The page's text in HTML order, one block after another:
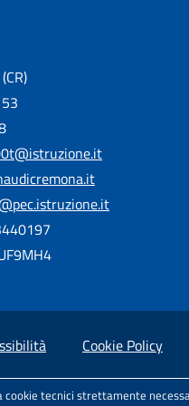
cookie tecnici strettamente
Cookie Policy
distribuito daPorte Aperte